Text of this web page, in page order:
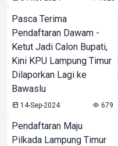
Pasca Terima
Pendaftaran Dawam -
Ketut Jadi Calon Bupati,
Kini KPU Lampung Timur
Dilaporkan Lagi ke
Bawaslu
14-Sep-2024 679
Pendaftaran Maju
Pilkada Lampung Timur